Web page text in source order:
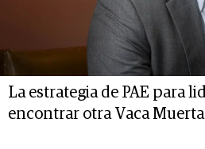
La estrategia de PAE para
encontrar otra Vaca